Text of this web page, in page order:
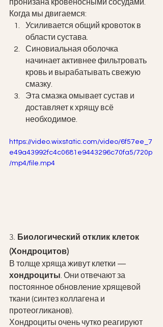
пронизана кровеносными сосудами.
Когда мы двигаемся:
Усиливается общий кровоток в
области сустава.
Синовиальная оболочка
начинает активнее фильтровать
кровь и вырабатывать свежую
смазку.
Эта смазка омывает сустав и
доставляет к хрящу всё
необходимое.
https://video.wixstatic.com/video/6f57ee_7
e49a43992fc4c0681e9443296c70fa5/720p
/mp4/file.mp4
3. Биологический отклик клеток
(Хондроцитов)
В толще хряща живут клетки —
хондроциты . Они отвечают за
постоянное обновление хрящевой
ткани (синтез коллагена и
протеогликанов).
Хондроциты очень чутко реагируют